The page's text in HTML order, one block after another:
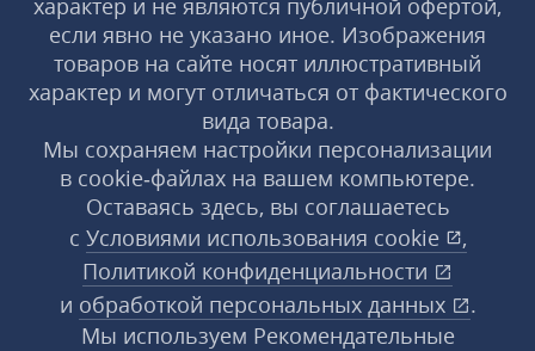
характер и не являются публичной офертой,
если явно не указано иное. Изображения
товаров на сайте носят иллюстративный
характер и могут отличаться от фактического
вида товара.
Мы сохраняем настройки персонализации
в cookie‑файлах на вашем компьютере.
Оставаясь здесь, вы соглашаетесь
с Условиями использования cookie
,
Политикой конфиденциальности
и обработкой персональных данных
.
Мы используем Рекомендательные